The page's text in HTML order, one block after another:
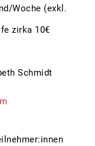
Woche (exkl.
zirka 10€
Schmidt